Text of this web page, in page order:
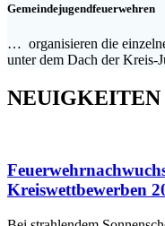
Gemeindejugendfeuerwehren
… organisieren die
unter dem Dach der Kreis-
NEUIGKEITEN
Kreiswettbewerben